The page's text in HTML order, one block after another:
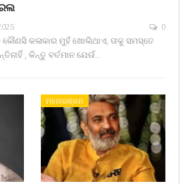
0
କଳାକାର ମୁହଁ ଖୋଲିଥାଏ, ତାକୁ ସମସ୍ତେ
, କିନ୍ତୁ ବର୍ତମାନ ଯେଉଁ…
ମନୋରଞ୍ଜନ